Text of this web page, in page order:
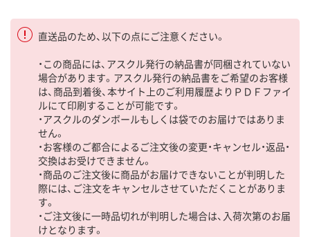
直送品のため、以下の点にご注意ください。
・この商品には、アスクル発行の納品書が同梱されていない
場合があります。アスクル発行の納品書をご希望のお客様
は、商品到着後、本サイト上のご利用履歴よりＰＤＦファイ
ルにて印刷することが可能です。
・アスクルのダンボールもしくは袋でのお届けではありま
せん。
・お客様のご都合によるご注文後の変更・キャンセル・返品・
交換はお受けできません。
・商品のご注文後に商品がお届けできないことが判明した
際には、ご注文をキャンセルさせていただくことがありま
す。
・ご注文後に一時品切れが判明した場合は、入荷次第のお届
けとなります。